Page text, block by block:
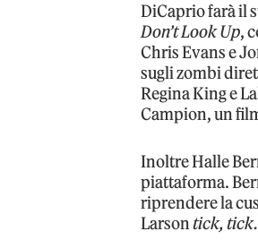
DiCaprio farà il
Don’t Look Up,
Chris Evans e
sugli zombi
Regina King e
Campion, un
Inoltre Halle
piattaforma.
riprendere la
Larsontick,